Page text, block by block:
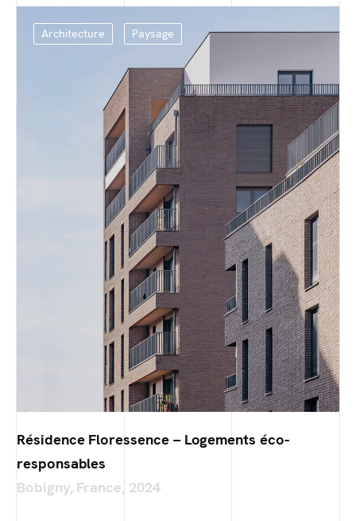
Architecture Paysage
Résidence Floressence – Logements éco-
responsables
Bobigny, France, 2024